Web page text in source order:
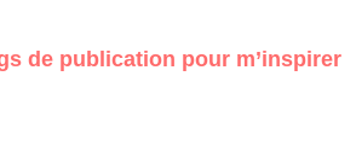
de publication pour m’inspirer